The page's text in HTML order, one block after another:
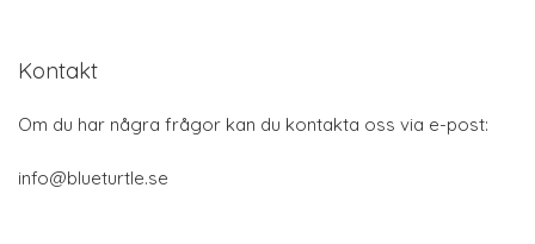
Kontakt
Om du har några frågor kan du kontakta oss via e-post:
info@blueturtle.se